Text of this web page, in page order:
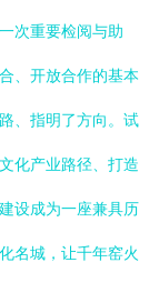
次重要检阅与助
、开放合作的基本
、指明了方向。试
化产业路径、打造
设成为一座兼具历
名城，让千年窑火